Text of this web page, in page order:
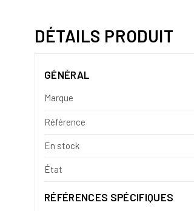
DÉTAILS PRODUIT
GÉNÉRAL
Marque
Référence
En stock
État
RÉFÉRENCES SPÉCIFIQUES